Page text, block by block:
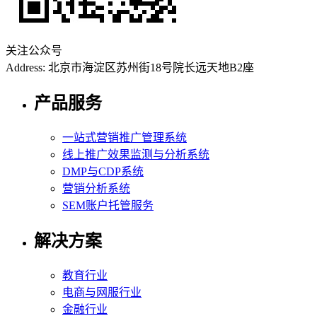
关注公众号
Address: 北京市海淀区苏州街18号院长远天地B2座
产品服务
一站式营销推广管理系统
线上推广效果监测与分析系统
DMP与CDP系统
营销分析系统
SEM账户托管服务
解决方案
教育行业
电商与网服行业
金融行业